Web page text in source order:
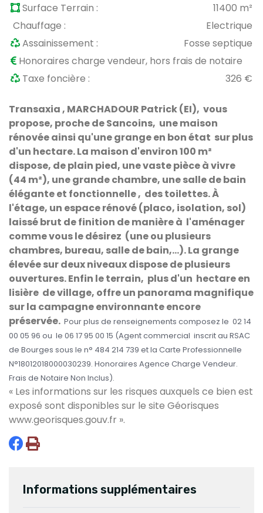
Surface Terrain :
11400 m²
Chauffage :
Electrique
Assainissement :
Fosse septique
Honoraires charge vendeur, hors frais de notaire
Taxe foncière :
326 €
Transaxia , MARCHADOUR Patrick (EI), vous
propose, proche de Sancoins, une maison
rénovée ainsi qu'une grange en bon état sur plus
d'un hectare. La maison d'environ 100 m²
dispose, de plain pied, une vaste pièce à vivre
(44 m²), une grande chambre, une salle de bain
élégante et fonctionnelle , des toilettes. À
l'étage, un espace rénové (placo, isolation, sol)
laissé brut de finition de manière à l'aménager
comme vous le désirez (une ou plusieurs
chambres, bureau, salle de bain,...). La grange
élevée sur deux niveaux dispose de plusieurs
ouvertures. Enfin le terrain, plus d'un hectare en
lisière de village, offre un panorama magnifique
sur la campagne environnante encore
préservée. Pour plus de renseignements composez le 02 14
00 05 96 ou le 06 17 95 00 15 (Agent commercial inscrit au RSAC
de Bourges sous le n° 484 214 739 et la Carte Professionnelle
N°18012018000030239. Honoraires Agence Charge Vendeur.
Frais de Notaire Non Inclus).
« Les informations sur les risques auxquels ce bien est
exposé sont disponibles sur le site Géorisques
www.georisques.gouv.fr ».
Informations supplémentaires